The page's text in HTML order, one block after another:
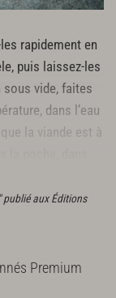
rapidement en
puis laissez-les
vide, faites
dans l’eau
la viande est à
publié aux Éditions
Premium